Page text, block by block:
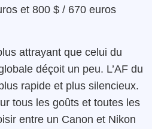
et 800 $ / 670 euros
attrayant que celui du
déçoit un peu. L’AF du
rapide et plus silencieux.
tous les goûts et toutes les
entre un Canon et Nikon